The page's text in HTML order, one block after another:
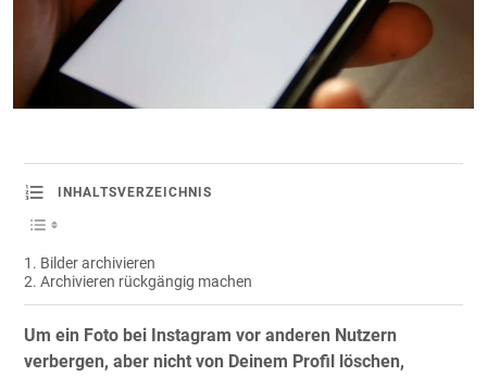
INHALTSVERZEICHNIS
Bilder archivieren
Archivieren rückgängig machen
Um ein Foto bei Instagram vor anderen Nutzern
verbergen, aber nicht von Deinem Profil löschen,